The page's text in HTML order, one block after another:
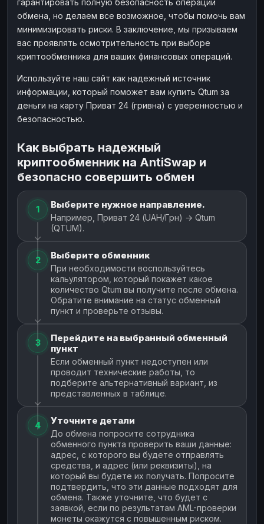
обмена, но делаем все возможное, чтобы помочь вам
минимизировать риски. В заключение, мы призываем
вас проявлять осмотрительность при выборе
криптообменника для ваших финансовых операций.
Используйте наш сайт как надежный источник
информации, который поможет вам купить Qtum за
деньги на карту Приват 24 (гривна) с уверенностью и
безопасностью.
Как выбрать надежный
криптообменник на AntiSwap и
безопасно совершить обмен
1 Выберите нужное направление.
Например, Приват 24 (UAH/Грн) → Qtum
(QTUM).
2 Выберите обменник
При необходимости воспользуйтесь
кальулятором, который покажет какое
количество Qtum вы получите после обмена.
Обратите внимание на статус обменный
пункт и проверьте отзывы.
3
Перейдите на выбранный обменный
пункт
Если обменный пункт недоступен или
проводит технические работы, то
подберите альтернативный вариант, из
представленных в таблице.
4 Уточните детали
До обмена попросите сотрудника
обменного пункта проверить ваши данные:
адрес, с которого вы будете отправлять
средства, и адрес (или реквизиты), на
который вы будете их получать. Попросите
подтвердить, что эти данные подходят для
обмена. Также уточните, что будет с
заявкой, если по результатам AML-проверки
монеты окажутся с повышенным риском.